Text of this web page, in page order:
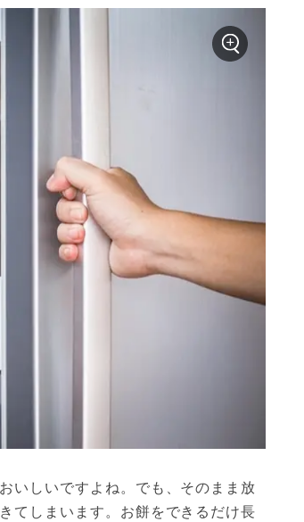
いしいですよね。でも、そのまま放
てしまいます。お餅をできるだけ長